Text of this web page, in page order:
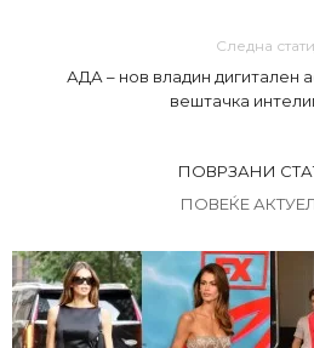
Следна
АДА – нов владин дигитален
вештачка
ПОВРЗАНИ
ПОВЕЌЕ